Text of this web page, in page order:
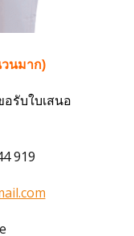
นมาก)
อรับใบเสนอ
919